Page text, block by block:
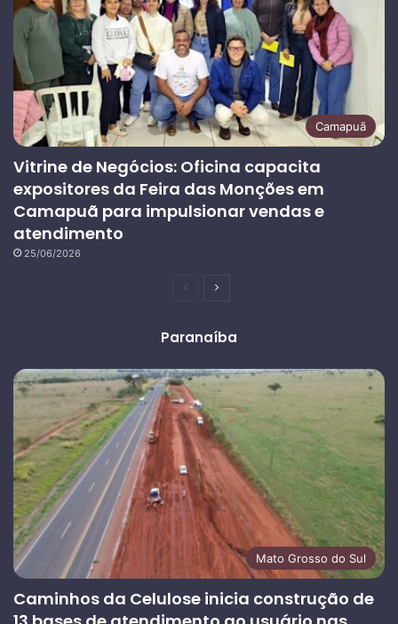
Camapuã
Vitrine de Negócios: Oficina capacita
expositores da Feira das Monções em
Camapuã para impulsionar vendas e
atendimento
25/06/2026
PáginaPróxima
Paranaíba
Mato Grosso do Sul
Caminhos da Celulose inicia construção de